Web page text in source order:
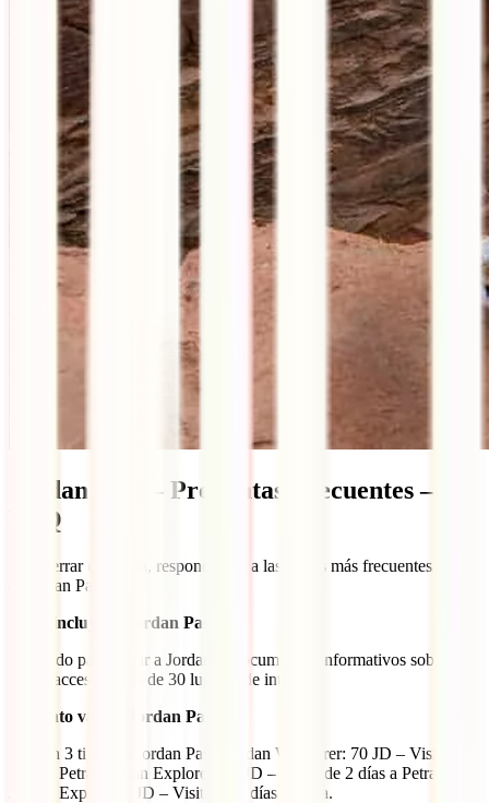
Jordan Pass – Preguntas Frecuentes –
FAQ
Para cerrar esta guía, respondemos a las dudas más frecuentes sobre
el Jordan Pass:
¿Qué incluye el Jordan Pass?
El visado para viajar a Jordania, documentos informativos sobre el
país y acceso a más de 30 lugares de interés.
¿Cuánto vale el Jordan Pass?
Existen 3 tipos de Jordan Pass. Jordan Wanderer: 70 JD – Visita de
1 día a Petra. Jordan Explorer: 75 JD – Visita de 2 días a Petra.
Jordan Expert: 80 JD – Visita de 3 días a Petra.